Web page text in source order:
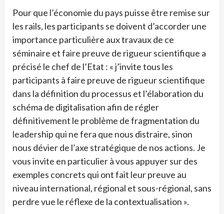
Pour que l’économie du pays puisse être remise sur
les rails, les participants se doivent d’accorder une
importance particulière aux travaux de ce
séminaire et faire preuve de rigueur scientifique a
précisé le chef de l’Etat : « j’invite tous les
participants à faire preuve de rigueur scientifique
dans la définition du processus et l’élaboration du
schéma de digitalisation afin de régler
définitivement le problème de fragmentation du
leadership qui ne fera que nous distraire, sinon
nous dévier de l’axe stratégique de nos actions. Je
vous invite en particulier à vous appuyer sur des
exemples concrets qui ont fait leur preuve au
niveau international, régional et sous-régional, sans
perdre vue le réflexe de la contextualisation ».